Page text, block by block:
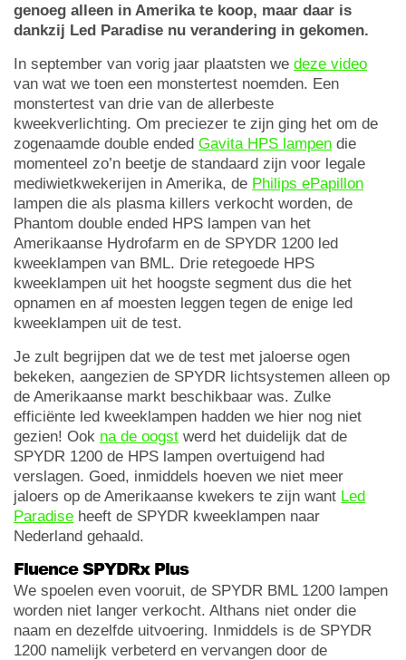
genoeg alleen in Amerika te koop, maar daar is
dankzij Led Paradise nu verandering in gekomen.
In september van vorig jaar plaatsten we deze video
van wat we toen een monstertest noemden. Een
monstertest van drie van de allerbeste
kweekverlichting. Om preciezer te zijn ging het om de
zogenaamde double ended Gavita HPS lampen die
momenteel zo’n beetje de standaard zijn voor legale
mediwietkwekerijen in Amerika, de Philips ePapillon
lampen die als plasma killers verkocht worden, de
Phantom double ended HPS lampen van het
Amerikaanse Hydrofarm en de SPYDR 1200 led
kweeklampen van BML. Drie retegoede HPS
kweeklampen uit het hoogste segment dus die het
opnamen en af moesten leggen tegen de enige led
kweeklampen uit de test.
Je zult begrijpen dat we de test met jaloerse ogen
bekeken, aangezien de SPYDR lichtsystemen alleen op
de Amerikaanse markt beschikbaar was. Zulke
efficiënte led kweeklampen hadden we hier nog niet
gezien! Ook na de oogst werd het duidelijk dat de
SPYDR 1200 de HPS lampen overtuigend had
verslagen. Goed, inmiddels hoeven we niet meer
jaloers op de Amerikaanse kwekers te zijn want Led
Paradise heeft de SPYDR kweeklampen naar
Nederland gehaald.
Fluence SPYDRx Plus
We spoelen even vooruit, de SPYDR BML 1200 lampen
worden niet langer verkocht. Althans niet onder die
naam en dezelfde uitvoering. Inmiddels is de SPYDR
1200 namelijk verbeterd en vervangen door de